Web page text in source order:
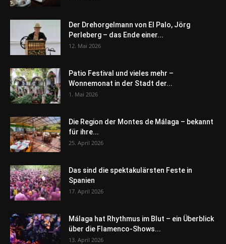
Der Drehorgelmann von El Palo, Jörg
Perleberg – das Ende einer...
12. Mai 2026
Patio Festival und vieles mehr –
Wonnemonat in der Stadt der...
1. Mai 2026
Die Region der Montes de Málaga – bekannt
für ihre...
25. April 2026
Das sind die spektakulärsten Feste in
Spanien
17. April 2026
Málaga hat Rhythmus im Blut – ein Überblick
über die Flamenco-Shows...
13. April 2026